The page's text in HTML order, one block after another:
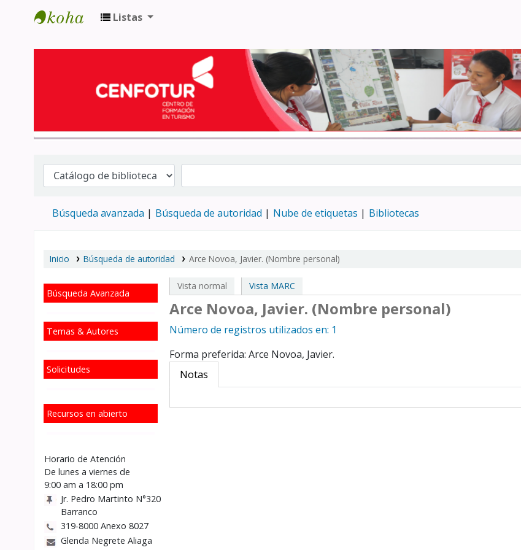
Listas
Búsqueda avanzada Búsqueda de autoridad Nube de etiquetas Bibliotecas
Inicio Búsqueda de autoridad Arce Novoa, Javier. (Nombre personal)
Búsqueda Avanzada
Temas & Autores
Solicitudes
Recursos en abierto
Horario de Atención
De lunes a viernes de
9:00 am a 18:00 pm
Jr. Pedro Martinto N°320
Barranco
319-8000 Anexo 8027
Glenda Negrete Aliaga
Vista normal Vista MARC
Arce Novoa, Javier. (Nombre personal)
Número de registros utilizados en: 1
Forma preferida:Arce Novoa, Javier.
Notas